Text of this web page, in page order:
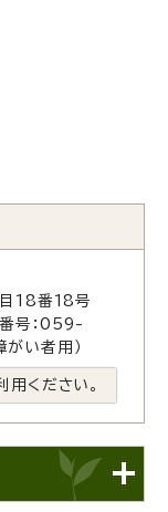
18番18号
号：059-
い者用）
用ください。